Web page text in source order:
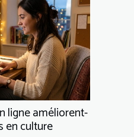
ligne améliorent-
en culture